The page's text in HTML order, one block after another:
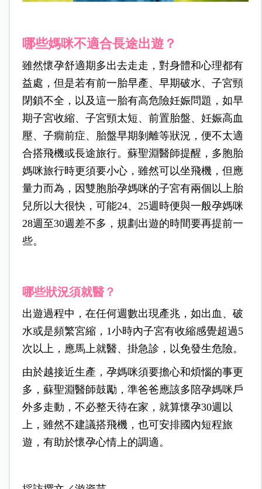
哪些媽咪不適合長途出遊？
雖然懷孕舒適期多出去走走，對身體和心理都有
益處，但是若有前一胎早產、早期破水、子宮頸
閉鎖不全，以及這一胎有高危險妊娠問題，如早
期子宮收縮、子宮頸太短、前置胎盤、妊娠高血
壓、子癇前症、胎盤早期剝離等狀況，便不太適
合搭飛機或長途旅行。蘇聖淵醫師提醒，多胞胎
媽咪旅行時更須要小心，雖然可以坐飛機，但應
量力而為，因雙胞胎孕媽咪的子宮有兩個以上胎
兒所以大很快，可能24、25週時便與一般孕媽咪
28週至30週差不多，規劃出遊的時間要再提前一
些。
哪些狀況須就醫？
出遊過程中，在任何週數出現產兆，如出血、破
水或是頻繁宮縮，1小時內子宮有收縮感覺超過5
次以上，應馬上就醫、掛急診，以免發生危險。
由於越接近生產，孕媽咪須要擔心和煩惱的事更
多，蘇聖淵醫師鼓勵，準爸爸應該多陪孕媽咪戶
外多走動，不必整天待在家，就算懷孕30週以
上，雖然不建議搭飛機，也可安排國內短程旅
遊，有助於懷孕心情上的調適。